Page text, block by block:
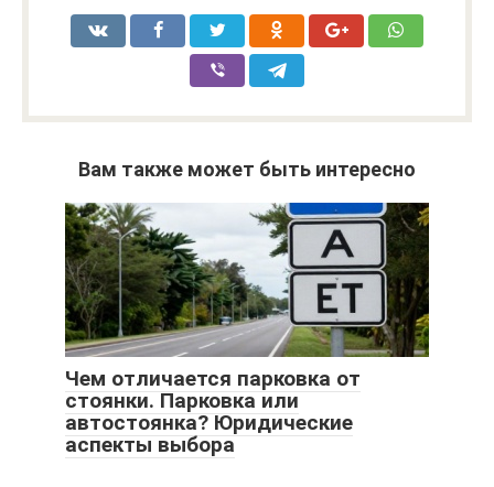
Вам также может быть интересно
Чем отличается парковка от
стоянки. Парковка или
автостоянка? Юридические
аспекты выбора